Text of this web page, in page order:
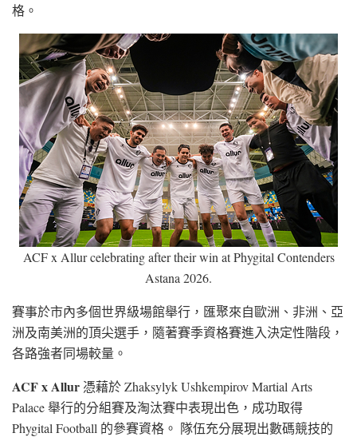
格。
ACF x Allur celebrating after their win at Phygital Contenders
Astana 2026.
賽事於市內多個世界級場館舉行，匯聚來自歐洲、非洲、亞
洲及南美洲的頂尖選手，隨著賽季資格賽進入決定性階段，
各路強者同場較量。
ACF x Allur 憑藉於 Zhaksylyk Ushkempirov Martial Arts
Palace 舉行的分組賽及淘汰賽中表現出色，成功取得
Phygital Football 的參賽資格。 隊伍充分展現出數碼競技的